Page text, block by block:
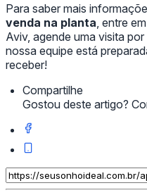
Para saber mais
venda na planta , entre
Aviv, agende uma visita
nossa equipe está
receber!
Compartilhe
Gostou deste artigo?